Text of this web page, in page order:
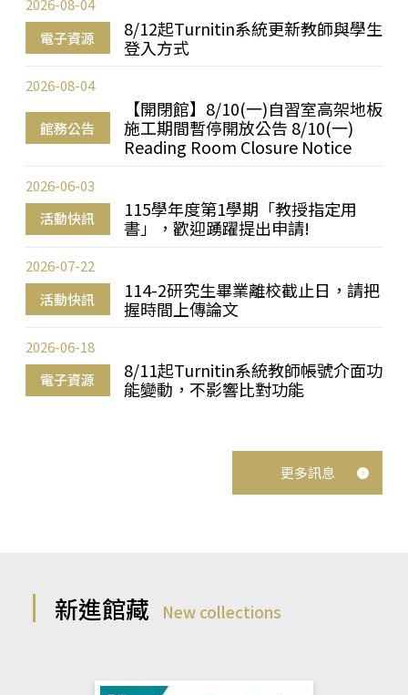
電子資源
8/12起Turnitin系統更新教師與學生
登入方式
2026-08-04
館務公告
【開閉館】8/10(一)自習室高架地板
施工期間暫停開放公告 8/10(一)
Reading Room Closure Notice
2026-08-04
活動快訊
115學年度第1學期「教授指定用
書」，歡迎踴躍提出申請!
2026-06-03
活動快訊
114-2研究生畢業離校截止日，請把
握時間上傳論文
2026-07-22
電子資源
8/11起Turnitin系統教師帳號介面功
能變動，不影響比對功能
2026-06-18
更多訊息
新進館藏 New collections